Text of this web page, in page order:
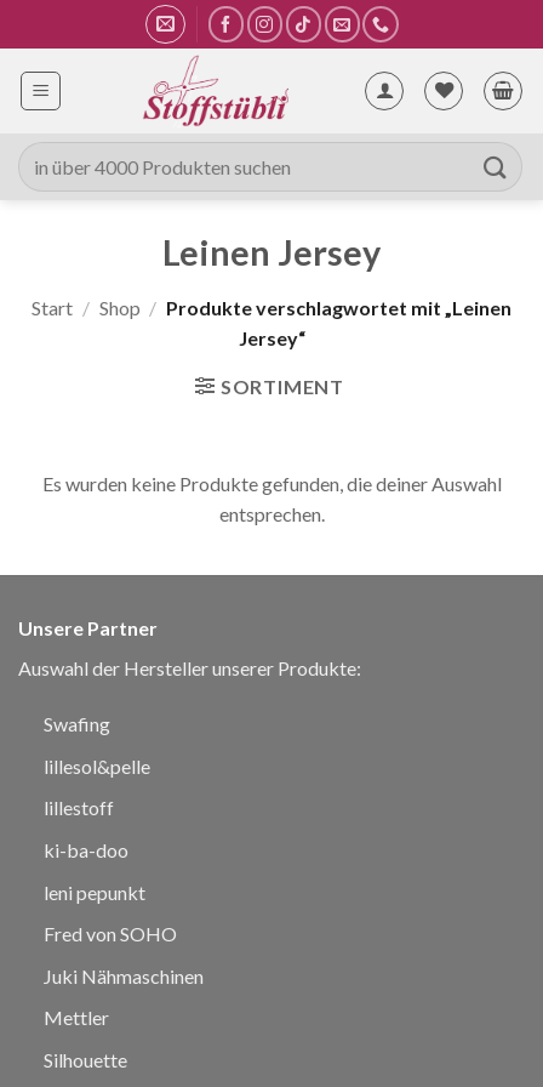
Inhalt
springen
Suche
nach:
Leinen Jersey
Start / Shop / Produkte verschlagwortet mit „Leinen
Jersey“
SORTIMENT
Es wurden keine Produkte gefunden, die deiner Auswahl
entsprechen.
Unsere Partner
Auswahl der Hersteller unserer Produkte:
Swafing
lillesol&pelle
lillestoff
ki-ba-doo
leni pepunkt
Fred von SOHO
Juki Nähmaschinen
Mettler
Silhouette